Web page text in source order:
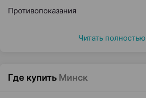
Противопоказания
Читать полностью
Где купить Минск